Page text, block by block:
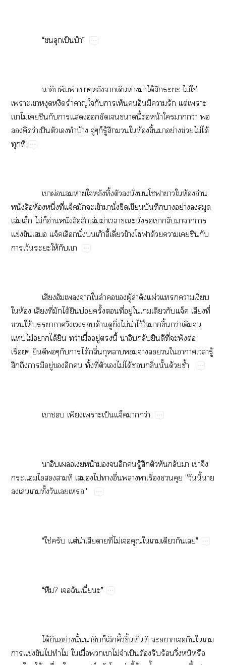
​ ​“​​​ป็​บ้”
​ ​​​​​​ห่​​ได้​​​ไม่​ใช่​
​​​​​​​​​ื่​​​​ต่​​
​ไม่​​​​​​​​​ี้​ต่​น้​​​ว่​​
​​ว่​ป็​​​​บ้​ู่​ู้​​​​ท้​ึ้​​ย่​ช่​ไม่​ได้​
​
​ ​​ผ่​​​​​ิ้​​​ั่​​​​ห้​อ่​
​ห้​ึ่​ี่​​ข้​​ั่​​​​​​ย่​​​
ล่​​ไม่​​อ่​​​ล่​ฆ่​​​ั่​​​​​​​
ข่​​​​ั่​​ก้ี้​ี่​ข้​ด้​​​​​
​ว้​​ให้​​
​ ​​​​​​​ู้​ล่​​ผ่​​​​
​ห้​​ี่​​ได้​​บ่​ั้​​ี่​ู่​​​​​​ี่​
​ให้​​​​ด้​​ิ่​ไม่​น่​ไว้​​​ึ้​ว่​​​
​ไม่​​ได้​​ว่​ื่​ู่​​ี้​​​​​ี่​​ฟั​ต่​
ื่​​​​​ได้​ิ่​​​​​​​​​ู้​
​​​​ู่​​​​ั้​ี่​​​ไม่​ได้​​ิ่​ั้​ด้​ซ้ำ
​ ​​​​​ป็​ว่
​ ​​​น้​​​​​ู้​​​​​​​​
​​​​​​​​​ื่​​​ื่​​​"​ี้​​
​ล่​​ั้​​​"
​ ​“​ใช่​​ต่​น่​​​ี่​ไม่​​​​​​​”
​ ​“?​​ี่”
​ ​ได้​​ย่​ั้​​​ิ้​ึ้​​​​​​​​​
​ข่​​​​​ื่​​​ไม่​​ป็​ต้​​ร้​ิ่​​​